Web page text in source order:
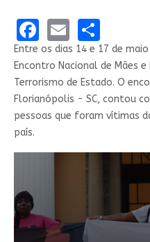
Facebook
EmailShare
Entre os dias 14 e 17 de
Encontro Nacional de Mães
Terrorismo de Estado. O
Florianópolis - SC, contou
pessoas que foram vítimas
país.